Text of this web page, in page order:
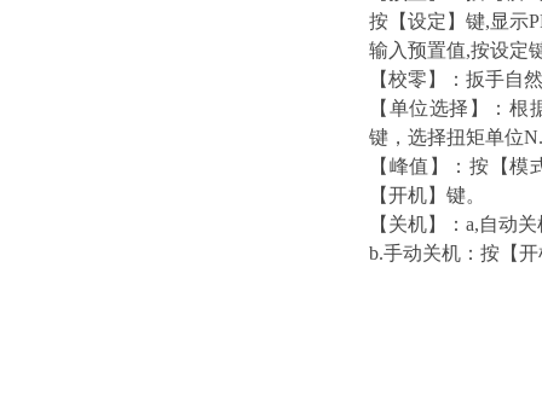
按【设定】键,显示
输入预置值,按设定
【校零】：扳手自
【单位选择】：
键，选择扭矩单位
【峰值】：按【
【开机】键。
【关机】：a,自动
b.手动关机：按【